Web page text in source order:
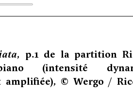
, p.1 de la partition
(intensité
amplifiée), © Wergo /